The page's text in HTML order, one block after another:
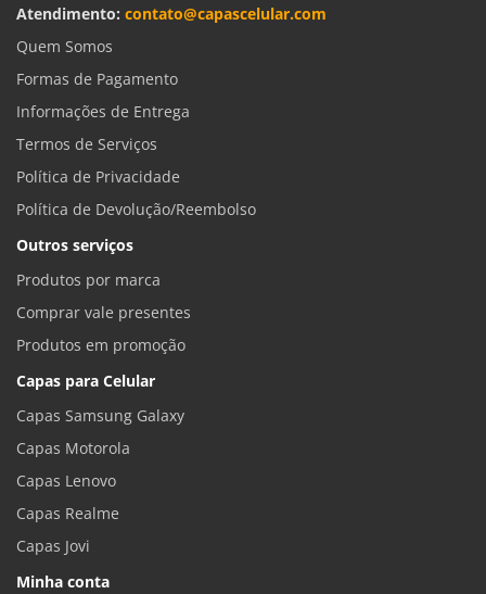
Atendimento: contato@capascelular.com
Quem Somos
Formas de Pagamento
Informações de Entrega
Termos de Serviços
Política de Privacidade
Política de Devolução/Reembolso
Outros serviços
Produtos por marca
Comprar vale presentes
Produtos em promoção
Capas para Celular
Capas Samsung Galaxy
Capas Motorola
Capas Lenovo
Capas Realme
Capas Jovi
Minha conta